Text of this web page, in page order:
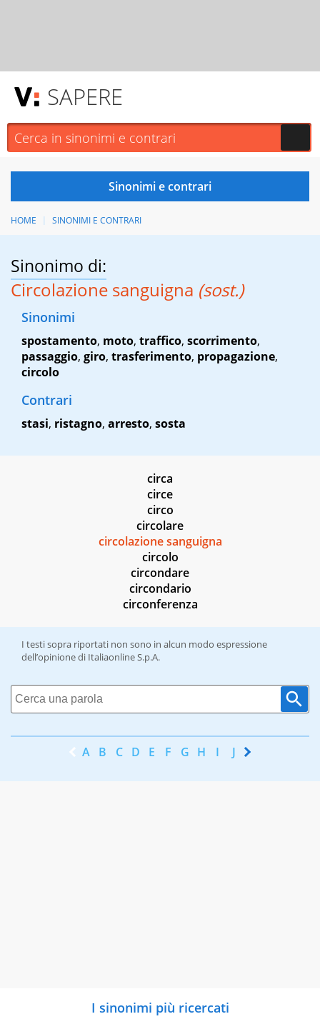
SAPERE
HOME SINONIMI E CONTRARI
Sinonimo di:
Circolazione sanguigna (sost.)
Sinonimi
spostamento, moto, traffico, scorrimento,
passaggio, giro, trasferimento, propagazione,
circolo
Contrari
stasi, ristagno, arresto, sosta
circa
circe
circo
circolare
circolazione sanguigna
circolo
circondare
circondario
circonferenza
I testi sopra riportati non sono in alcun modo espressione
dell’opinione di Italiaonline S.p.A.
A B C D E F G H I J K
I sinonimi più ricercati